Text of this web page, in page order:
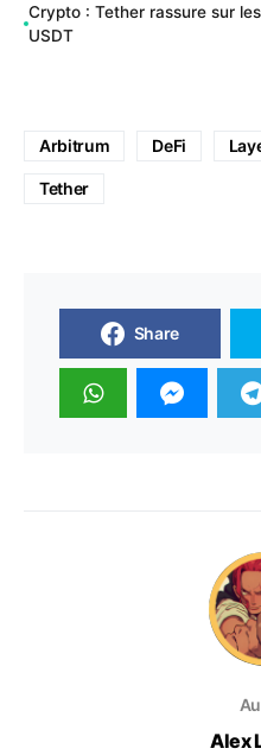
Crypto : Tether rassure sur
USDT
Arbitrum DeFi
Tether
Share
Alex